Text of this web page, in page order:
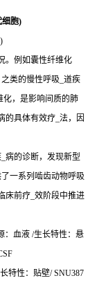
细胞)
。例如囊性纤维化
之类的慢性呼吸_道疾
化，是影响间质的肺
的具体有效疗_法，因
病的诊断，发现新型
一系列啮齿动物呼吸
床前疗_效阶段中推进
：血液 /生长特性：悬
特性：贴壁/ SNU387